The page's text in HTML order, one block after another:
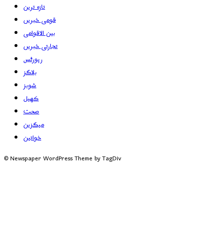
تازہ ترین
قومی خبریں
بین الاقوامی
تجارتی خبریں
رپورٹس
بلاگز
شوبز
کھیل
صحت
میگزین
خواتین
© Newspaper WordPress Theme by TagDiv